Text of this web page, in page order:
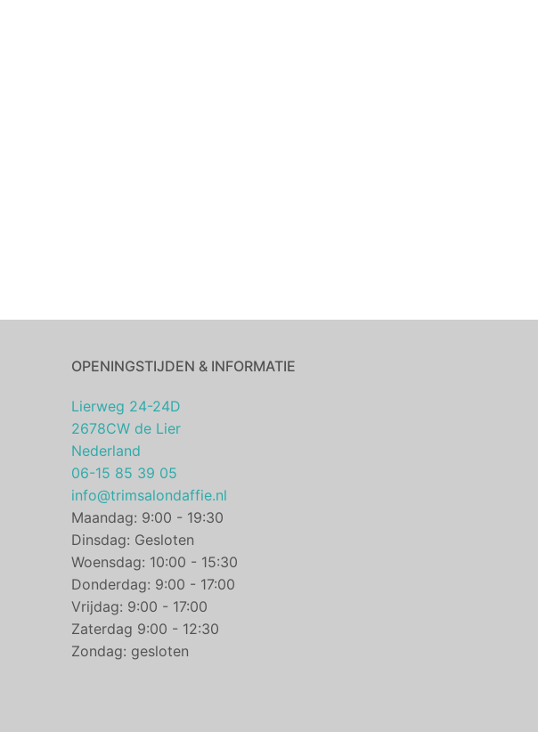
OPENINGSTIJDEN & INFORMATIE
Lierweg 24-24D
2678CW de Lier
Nederland
06-15 85 39 05
info@trimsalondaffie.nl
Maandag: 9:00 - 19:30
Dinsdag: Gesloten
Woensdag: 10:00 - 15:30
Donderdag: 9:00 - 17:00
Vrijdag: 9:00 - 17:00
Zaterdag 9:00 - 12:30
Zondag: gesloten